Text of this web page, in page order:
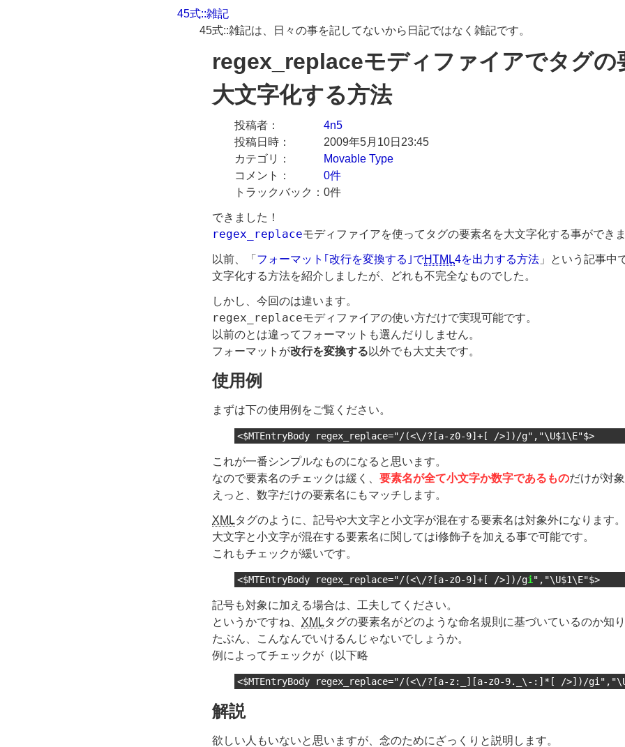
45式::雑記
45式::雑記は、日々の事を記してないから日記ではなく雑記です。
regex_replaceモディファイアでタグの
大文字化する方法
投稿者
4n5
投稿日時
2009年5月10日23:45
カテゴリ
Movable Type
コメント
0件
トラックバック
0件
できました！
regex_replaceモディファイアを使ってタグの要素名を大文字化する事ができま
以前、「 フォーマット｢改行を変換する｣でHTML4を出力する方法 」という記事中
文字化する方法を紹介しましたが、どれも不完全なものでした。
しかし、今回のは違います。
regex_replaceモディファイアの使い方だけで実現可能です。
以前のとは違ってフォーマットも選んだりしません。
フォーマットが改行を変換する 以外でも大丈夫です。
使用例
まずは下の使用例をご覧ください。
<$MTEntryBody regex_replace="/(<\/?[a-z0-9]+[ />])/g","\U$1\E"$>
これが一番シンプルなものになると思います。
なので要素名のチェックは緩く、 要素名が全て小文字か数字であるものだけが対
えっと、数字だけの要素名にもマッチします。
XMLタグのように、記号や大文字と小文字が混在する要素名は対象外になります。
大文字と小文字が混在する要素名に関してはi修飾子を加える事で可能です。
これもチェックが緩いです。
<$MTEntryBody regex_replace="/(<\/?[a-z0-9]+[ />])/gi ","\U$1\E"$>
記号も対象に加える場合は、工夫してください。
というかですね、 XMLタグの要素名がどのような命名規則に基づいているのか知り
たぶん、こんなんでいけるんじゃないでしょうか。
例によってチェックが（以下略
<$MTEntryBody regex_replace="/(<\/?[a-z:_][a-z0-9._\-:]*[ />])/
解説
欲しい人もいないと思いますが、念のためにざっくりと説明します。